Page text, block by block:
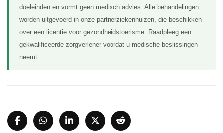
doeleinden en vormt geen medisch advies. Alle behandelingen
worden uitgevoerd in onze partnerziekenhuizen, die beschikken
over een licentie voor gezondheidstoerisme. Raadpleeg een
gekwalificeerde zorgverlener voordat u medische beslissingen
neemt.